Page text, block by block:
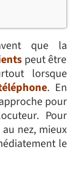
que la
peut être
lorsque
. En
pour
Pour
nez, mieux
le